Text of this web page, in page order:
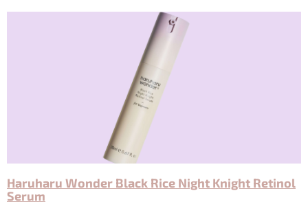
Haruharu Wonder Black Rice Night Knight Retinol
Serum